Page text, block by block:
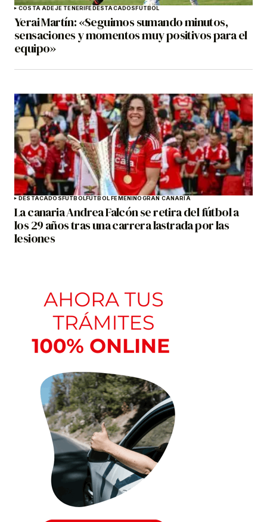
COSTA ADEJE TENERIFEDESTACADOSFÚTBOL
Yerai Martín: «Seguimos sumando minutos,
sensaciones y momentos muy positivos para el
equipo»
DESTACADOSFÚTBOLFÚTBOL FEMENINOGRAN CANARIA
La canaria Andrea Falcón se retira del fútbol a
los 29 años tras una carrera lastrada por las
lesiones